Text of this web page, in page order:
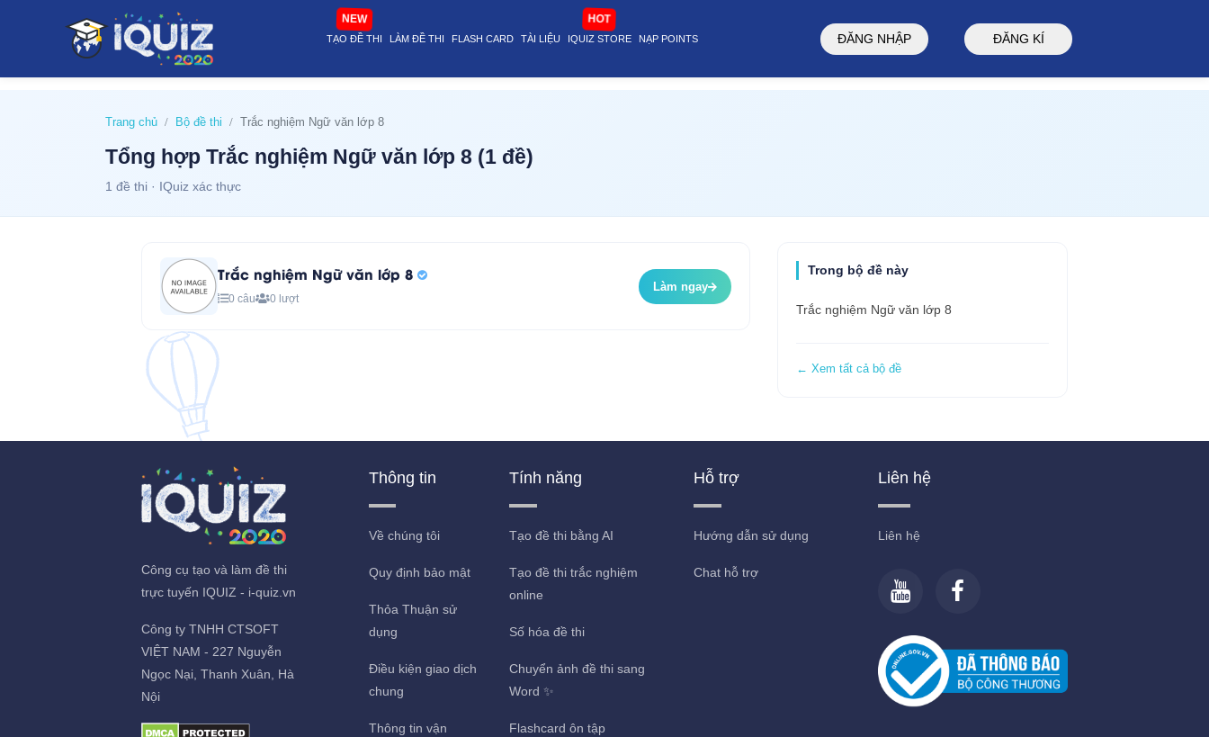
website@stop Tổng hợp Trắc nghiệm Ngữ văn lớp 8 (1 đề) | i-quiz.vn@stop
TẠO ĐỀ THI
NEW
LÀM ĐỀ THI FLASH CARD TÀI LIỆU IQUIZ STORE
HOT
NẠP POINTS ĐĂNG NHẬP ĐĂNG KÍ
Trang chủ Bộ đề thi Trắc nghiệm Ngữ văn lớp 8
Tổng hợp Trắc nghiệm Ngữ văn lớp 8 (1 đề)
1 đề thi · IQuiz xác thực
Trắc nghiệm Ngữ văn lớp 8
0 câu 0 lượt
Làm ngay
Trong bộ đề này
Trắc nghiệm Ngữ văn lớp 8
← Xem tất cả bộ đề
Công cụ tạo và làm đề thi
trực tuyến IQUIZ - i-quiz.vn
Công ty TNHH CTSOFT
VIỆT NAM - 227 Nguyễn
Ngọc Nại, Thanh Xuân, Hà
Nội
Thông tin
Về chúng tôi
Quy định bảo mật
Thỏa Thuận sử
dụng
Điều kiện giao dịch
chung
Thông tin vận
Tính năng
Tạo đề thi bằng AI
Tạo đề thi trắc nghiệm
online
Số hóa đề thi
Chuyển ảnh đề thi sang
Word ✨
Flashcard ôn tập
Hỗ trợ
Hướng dẫn sử dụng
Chat hỗ trợ
Liên hệ
Liên hệ